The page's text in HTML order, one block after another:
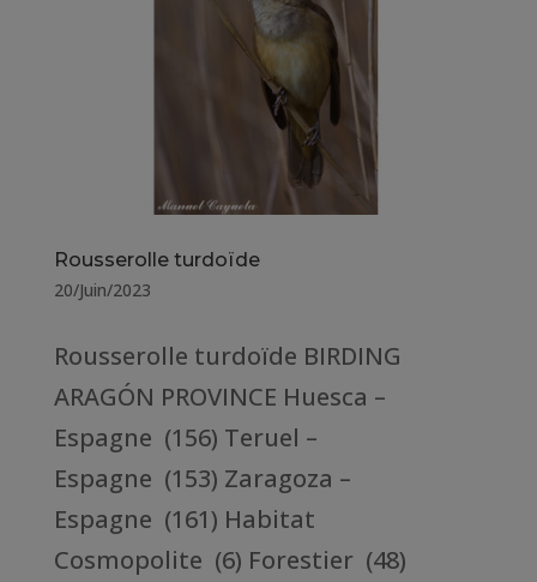
Rousserolle turdoïde
20/Juin/2023
Rousserolle turdoïde BIRDING
ARAGÓN PROVINCE Huesca –
Espagne (156) Teruel –
Espagne (153) Zaragoza –
Espagne (161) Habitat
Cosmopolite (6) Forestier (48)